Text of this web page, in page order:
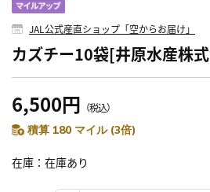
JAL公式産直ショップ「空からお届け」
カズチー10袋[井原水産株式
6,500円 （税込）
積算 180 マイル (3倍)
在庫 在庫あり